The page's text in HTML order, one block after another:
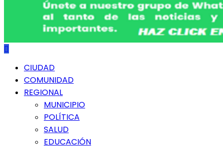
Menú
principal
CIUDAD
COMUNIDAD
REGIONAL
MUNICIPIO
POLÍTICA
SALUD
EDUCACIÓN